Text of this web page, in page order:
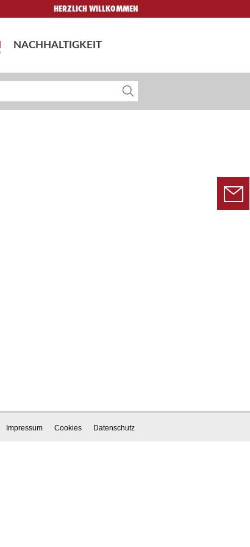
HERZLICH WILLKOMMEN
NACHHALTIGKEIT
Impressum Cookies Datenschutz